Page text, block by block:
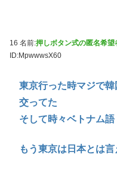
16 名前:押しボタン式の匿名希望
ID:MpwwwsX60
東京行った時マジで
交ってた
そして時々ベトナム
もう東京は日本とは言